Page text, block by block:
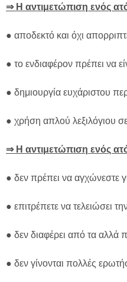
⇒ Η αντιμετώπιση ενός
● αποδεκτό και όχι
● το ενδιαφέρον πρέπει να
● δημιουργία ευχάριστου
● χρήση απλού λεξιλόγιου
⇒ Η αντιμετώπιση ενός
● δεν πρέπει να αγχώνεστε
● επιτρέπετε να τελειώσει
● δεν διαφέρει από τα αλλά
● δεν γίνονται πολλές